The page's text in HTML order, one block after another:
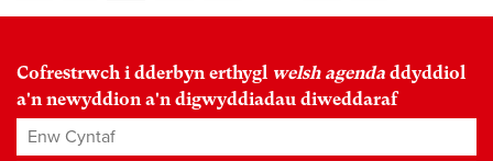
Cofrestrwch i dderbyn erthygl welsh agenda ddyddiol
a'n newyddion a'n digwyddiadau diweddaraf
Enw Cyntaf